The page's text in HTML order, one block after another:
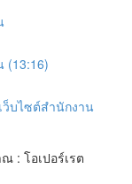
(13:16)
ว็บไซต์สำนักงาน
: โอเปอร์เรต